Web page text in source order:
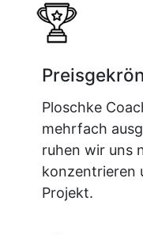
Ploschke
mehrfach
ruhen wir uns
konzentrieren
Projekt.